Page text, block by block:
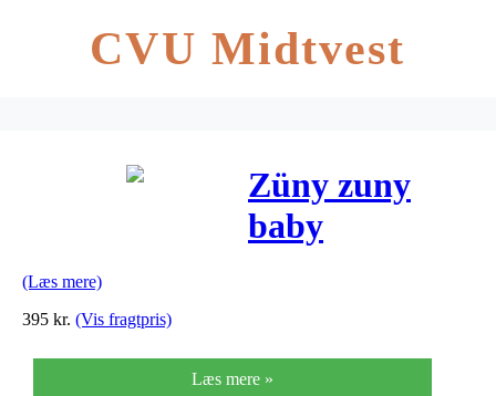
CVU Midtvest
Züny zuny
baby
(Læs mere)
395 kr. (Vis fragtpris)
Læs mere »